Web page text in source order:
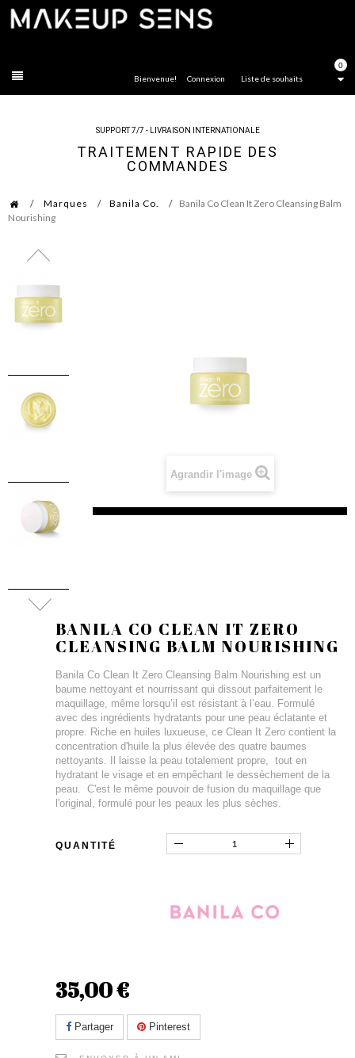
0
Liste de souhaits
Bienvenue! Connexion
SUPPORT 7/7 - LIVRAISON INTERNATIONALE
TRAITEMENT RAPIDE DES
COMMANDES
Marques Banila Co.
Banila Co Clean It Zero Cleansing Balm
Nourishing
Agrandir l'image
BANILA CO CLEAN IT ZERO
CLEANSING BALM NOURISHING
Banila Co Clean It Zero Cleansing Balm Nourishing est un
baume nettoyant et nourrissant qui dissout parfaitement le
maquillage, même lorsqu’il est résistant à l’eau. Formulé
avec des ingrédients hydratants pour une peau éclatante et
propre. Riche en huiles luxueuse, ce Clean It Zero contient la
concentration d'huile la plus élevée des quatre baumes
nettoyants. Il laisse la peau totalement propre, tout en
hydratant le visage et en empêchant le dessèchement de la
peau. C'est le même pouvoir de fusion du maquillage que
l'original, formulé pour les peaux les plus sèches.
QUANTITÉ
35,00 €
Partager Pinterest